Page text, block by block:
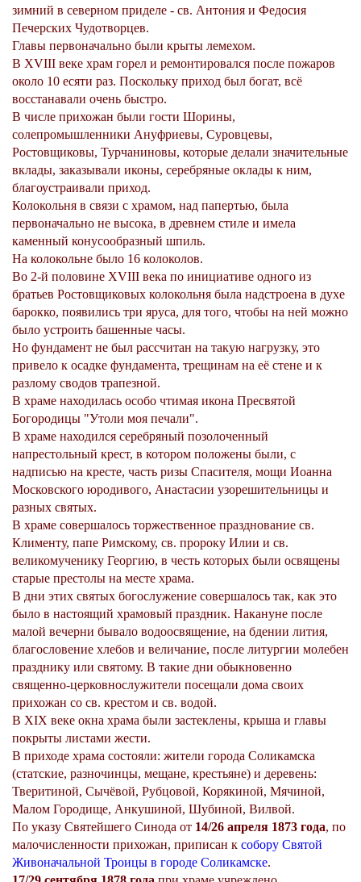
зимний в северном приделе - св. Антония и Федосия
Печерских Чудотворцев.
Главы первоначально были крыты лемехом.
В XVIII веке храм горел и ремонтировался после пожаров
около 10 есяти раз. Поскольку приход был богат, всё
восстанавали очень быстро.
В числе прихожан были гости Шорины,
солепромышленники Ануфриевы, Суровцевы,
Ростовщиковы, Турчаниновы, которые делали значительные
вклады, заказывали иконы, серебряные оклады к ним,
благоустраивали приход.
Колокольня в связи с храмом, над папертью, была
первоначально не высока, в древнем cтиле и имела
каменный конусообразный шпиль.
На колокольне было 16 колоколов.
Во 2-й половине XVIII века по инициативе одного из
братьев Ростовщиковых колокольня была надстроена в духе
барокко, появились три яруса, для того, чтобы на ней можно
было устроить башенные часы.
Но фундамент не был рассчитан на такую нагрузку, это
привело к осадке фундамента, трещинам на её стене и к
разлому сводов трапезной.
В храме находилась особо чтимая икона Пресвятой
Богородицы "Утоли моя печали".
В храме находился серебряный позолоченный
напрестольный крест, в котором положены были, с
надписью на кресте, часть ризы Спасителя, мощи Иоанна
Московского юродивого, Анастасии узорешительницы и
разных святых.
В храме совершалось торжественное празднование св.
Клименту, папе Римскому, св. пророку Илии и св.
великомученику Георгию, в честь которых были освящены
старые престолы на месте храма.
В дни этих святых богослужение совершалось так, как это
было в настоящий храмовый праздник. Накануне после
малой вечерни бывало водоосвящение, на бдении лития,
благословение хлебов и величание, после литургии молебен
празднику или святому. В такие дни обыкновенно
священно-церковнослужители посещали дома своих
прихожан со св. крестом и св. водой.
В XIX веке окна храма были застеклены, крыша и главы
покрыты листами жести.
В приходе храма состояли: жители города Соликамска
(статские, разночинцы, мещане, крестьяне) и деревень:
Тверитиной, Сычёвой, Рубцовой, Корякиной, Мячиной,
Малом Городище, Анкушиной, Шубиной, Вилвой.
По указу Святейшего Синода от 14/26 апреля 1873 года, по
малочисленности прихожан, приписан к собору Святой
Живоначальной Троицы в городе Соликамске.